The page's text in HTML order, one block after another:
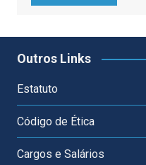
Outros Links
Estatuto
Código de Ética
Cargos e Salários